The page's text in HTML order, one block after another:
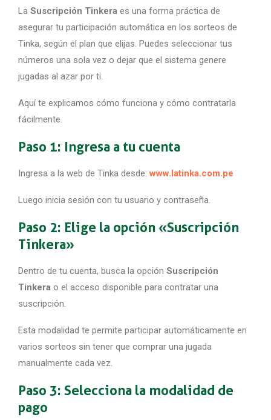
La Suscripción Tinkera es una forma práctica de
asegurar tu participación automática en los sorteos de
Tinka, según el plan que elijas. Puedes seleccionar tus
números una sola vez o dejar que el sistema genere
jugadas al azar por ti.
Aquí te explicamos cómo funciona y cómo contratarla
fácilmente.
Paso 1: Ingresa a tu cuenta
Ingresa a la web de Tinka desde:www.latinka.com.pe
Luego inicia sesión con tu usuario y contraseña.
Paso 2: Elige la opción «Suscripción
Tinkera»
Dentro de tu cuenta, busca la opción Suscripción
Tinkera o el acceso disponible para contratar una
suscripción.
Esta modalidad te permite participar automáticamente en
varios sorteos sin tener que comprar una jugada
manualmente cada vez.
Paso 3: Selecciona la modalidad de
pago